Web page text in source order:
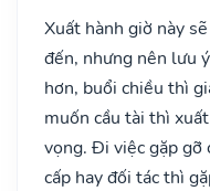
Xuất hành giờ này
đến, nhưng nên lưu
hơn, buổi chiều thì
muốn cầu tài thì
vọng. Đi việc gặp gỡ
cấp hay đối tác thì